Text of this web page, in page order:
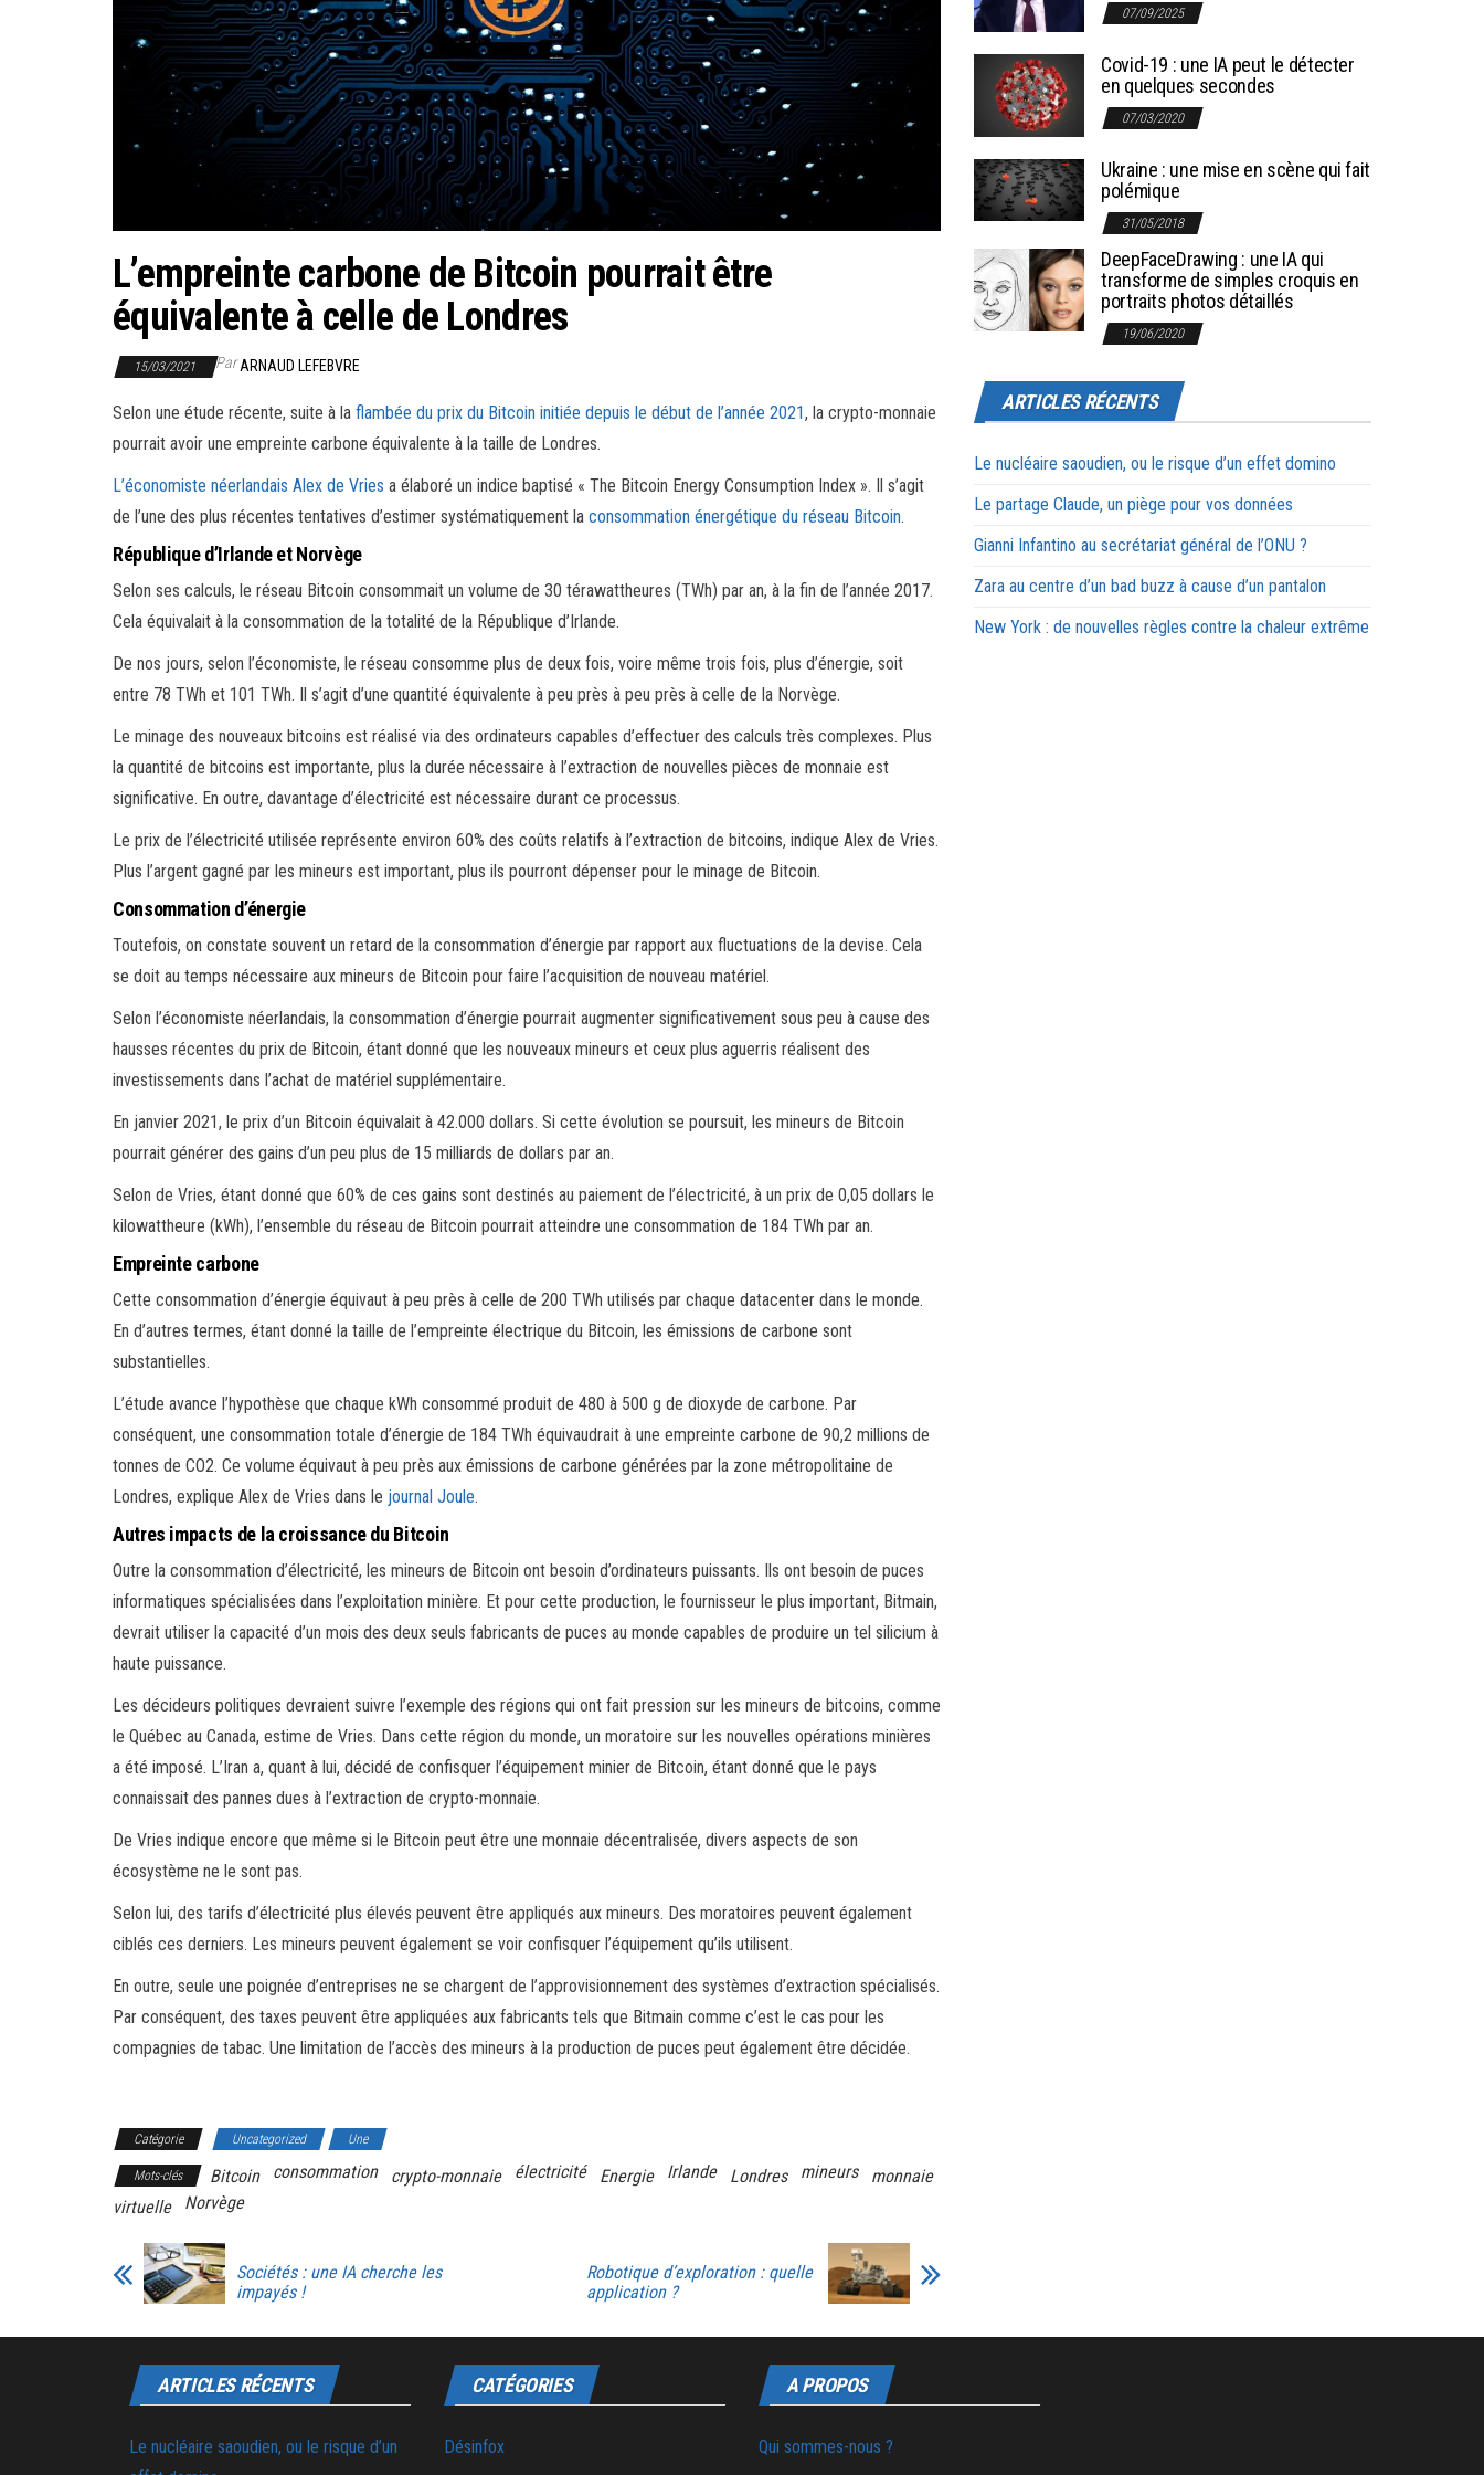
L’empreinte carbone de Bitcoin pourrait être
équivalente à celle de Londres
15/03/2021 ParARNAUD LEFEBVRE
Selon une étude récente, suite à la flambée du prix du Bitcoin initiée depuis le début de l’année 2021, la crypto-monnaie
pourrait avoir une empreinte carbone équivalente à la taille de Londres.
L’économiste néerlandais Alex de Vries a élaboré un indice baptisé « The Bitcoin Energy Consumption Index ». Il s’agit
de l’une des plus récentes tentatives d’estimer systématiquement la consommation énergétique du réseau Bitcoin.
République d’Irlande et Norvège
Selon ses calculs, le réseau Bitcoin consommait un volume de 30 térawattheures (TWh) par an, à la fin de l’année 2017.
Cela équivalait à la consommation de la totalité de la République d’Irlande.
De nos jours, selon l’économiste, le réseau consomme plus de deux fois, voire même trois fois, plus d’énergie, soit
entre 78 TWh et 101 TWh. Il s’agit d’une quantité équivalente à peu près à peu près à celle de la Norvège.
Le minage des nouveaux bitcoins est réalisé via des ordinateurs capables d’effectuer des calculs très complexes. Plus
la quantité de bitcoins est importante, plus la durée nécessaire à l’extraction de nouvelles pièces de monnaie est
significative. En outre, davantage d’électricité est nécessaire durant ce processus.
Le prix de l’électricité utilisée représente environ 60% des coûts relatifs à l’extraction de bitcoins, indique Alex de Vries.
Plus l’argent gagné par les mineurs est important, plus ils pourront dépenser pour le minage de Bitcoin.
Consommation d’énergie
Toutefois, on constate souvent un retard de la consommation d’énergie par rapport aux fluctuations de la devise. Cela
se doit au temps nécessaire aux mineurs de Bitcoin pour faire l’acquisition de nouveau matériel.
Selon l’économiste néerlandais, la consommation d’énergie pourrait augmenter significativement sous peu à cause des
hausses récentes du prix de Bitcoin, étant donné que les nouveaux mineurs et ceux plus aguerris réalisent des
investissements dans l’achat de matériel supplémentaire.
En janvier 2021, le prix d’un Bitcoin équivalait à 42.000 dollars. Si cette évolution se poursuit, les mineurs de Bitcoin
pourrait générer des gains d’un peu plus de 15 milliards de dollars par an.
Selon de Vries, étant donné que 60% de ces gains sont destinés au paiement de l’électricité, à un prix de 0,05 dollars le
kilowattheure (kWh), l’ensemble du réseau de Bitcoin pourrait atteindre une consommation de 184 TWh par an.
Empreinte carbone
Cette consommation d’énergie équivaut à peu près à celle de 200 TWh utilisés par chaque datacenter dans le monde.
En d’autres termes, étant donné la taille de l’empreinte électrique du Bitcoin, les émissions de carbone sont
substantielles.
L’étude avance l’hypothèse que chaque kWh consommé produit de 480 à 500 g de dioxyde de carbone. Par
conséquent, une consommation totale d’énergie de 184 TWh équivaudrait à une empreinte carbone de 90,2 millions de
tonnes de CO2. Ce volume équivaut à peu près aux émissions de carbone générées par la zone métropolitaine de
Londres, explique Alex de Vries dans le journal Joule.
Autres impacts de la croissance du Bitcoin
Outre la consommation d’électricité, les mineurs de Bitcoin ont besoin d’ordinateurs puissants. Ils ont besoin de puces
informatiques spécialisées dans l’exploitation minière. Et pour cette production, le fournisseur le plus important, Bitmain,
devrait utiliser la capacité d’un mois des deux seuls fabricants de puces au monde capables de produire un tel silicium à
haute puissance.
Les décideurs politiques devraient suivre l’exemple des régions qui ont fait pression sur les mineurs de bitcoins, comme
le Québec au Canada, estime de Vries. Dans cette région du monde, un moratoire sur les nouvelles opérations minières
a été imposé. L’Iran a, quant à lui, décidé de confisquer l’équipement minier de Bitcoin, étant donné que le pays
connaissait des pannes dues à l’extraction de crypto-monnaie.
De Vries indique encore que même si le Bitcoin peut être une monnaie décentralisée, divers aspects de son
écosystème ne le sont pas.
Selon lui, des tarifs d’électricité plus élevés peuvent être appliqués aux mineurs. Des moratoires peuvent également
ciblés ces derniers. Les mineurs peuvent également se voir confisquer l’équipement qu’ils utilisent.
En outre, seule une poignée d’entreprises ne se chargent de l’approvisionnement des systèmes d’extraction spécialisés.
Par conséquent, des taxes peuvent être appliquées aux fabricants tels que Bitmain comme c’est le cas pour les
compagnies de tabac. Une limitation de l’accès des mineurs à la production de puces peut également être décidée.
Catégorie Uncategorized Une
Mots-clés Bitcoin consommation crypto-monnaie électricité Energie Irlande Londres mineurs
monnaie
virtuelle
Norvège
Sociétés : une IA cherche les
impayés !
Robotique d’exploration : quelle
application ?
07/09/2025
Covid-19 : une IA peut le détecter
en quelques secondes
07/03/2020
Ukraine : une mise en scène qui fait
polémique
31/05/2018
DeepFaceDrawing : une IA qui
transforme de simples croquis en
portraits photos détaillés
19/06/2020
ARTICLES RÉCENTS
Le nucléaire saoudien, ou le risque d’un effet domino
Le partage Claude, un piège pour vos données
Gianni Infantino au secrétariat général de l’ONU ?
Zara au centre d’un bad buzz à cause d’un pantalon
New York : de nouvelles règles contre la chaleur extrême
ARTICLES RÉCENTS
Le nucléaire saoudien, ou le risque d’un
CATÉGORIES
Désinfox
A PROPOS
Qui sommes-nous ?